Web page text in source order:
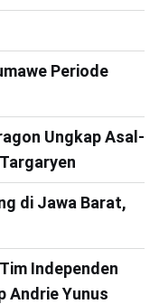
Periode
Ungkap Asal-
di Jawa Barat,
Independen
Andrie Yunus